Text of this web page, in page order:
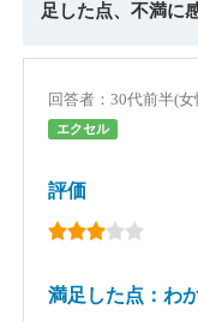
足した点、不満に
回答者：30代前半(
エクセル
評価
満足した点：わ